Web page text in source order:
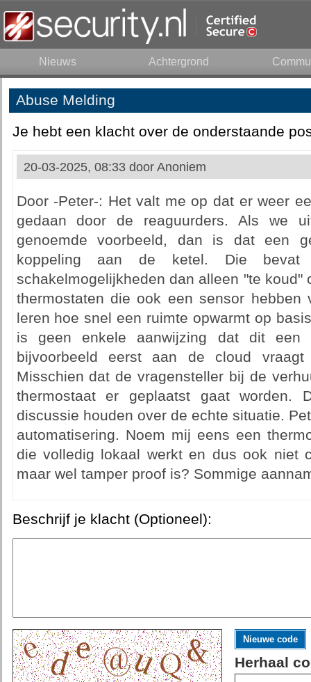
Nieuws Achtergrond
Abuse Melding
Je hebt een klacht over de onderstaande
20-03-2025, 08:33 door Anoniem
Door -Peter-: Het valt me op dat er weer
gedaan door de reaguurders. Als we
genoemde voorbeeld, dan is dat een
koppeling aan de ketel. Die bevat
schakelmogelijkheden dan alleen "te koud"
thermostaten die ook een sensor hebben
leren hoe snel een ruimte opwarmt op
is geen enkele aanwijzing dat dit een
bijvoorbeeld eerst aan de cloud
Misschien dat de vragensteller bij de
thermostaat er geplaatst gaat worden.
discussie houden over de echte situatie.
automatisering. Noem mij eens een
die volledig lokaal werkt en dus ook niet
maar wel tamper proof is? Sommige
Beschrijf je klacht (Optioneel):
Nieuwe code
Herhaal